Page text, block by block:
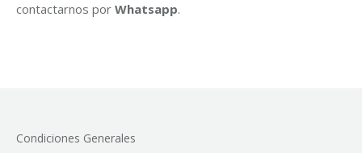
contactarnos por Whatsapp.
Condiciones Generales